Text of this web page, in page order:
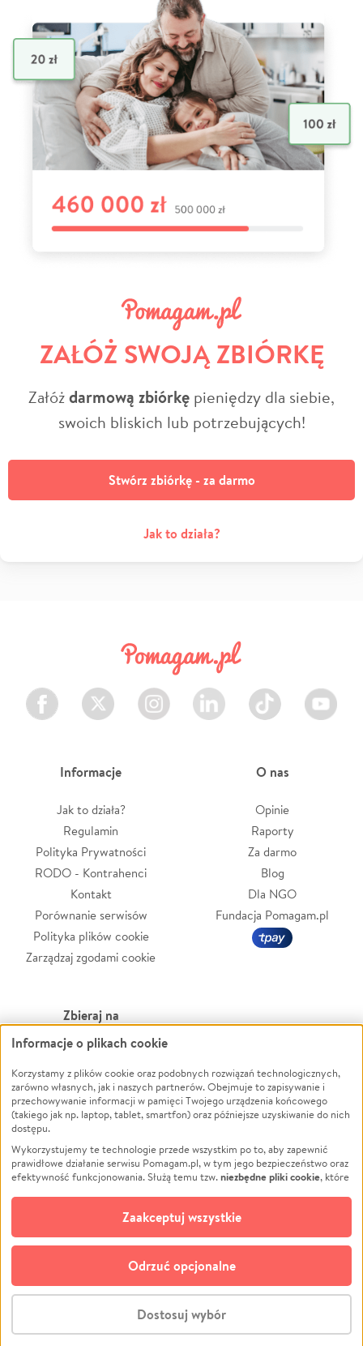
ZAŁÓŻ SWOJĄ ZBIÓRKĘ
Załóżdarmową zbiórkę pieniędzy dla siebie,
swoich bliskich lub potrzebujących!
Stwórz zbiórkę - za darmo
Jak to działa?
Stwórz zbiórkę - za darmo
Facebook Twitter Instagram LinkedIn TikTok Youtube
Informacje
Jak to działa?
Regulamin
Polityka Prywatności
RODO - Kontrahenci
Kontakt
Porównanie serwisów
Polityka plików cookie
Zarządzaj zgodami cookie
O nas
Opinie
Raporty
Za darmo
Blog
Dla NGO
Fundacja Pomagam.pl
Zbieraj na
Leczenie
Zwierzęta
Pożar
Ukraina
Pomoc Finansowa
Projekty
Pogrzeb
Społeczność lokalna
Kultura
Powódź
Wichura
NGO
Edukacja
Podróż
Impreza
Ochrona środowiska
Biznes
© CROWDING SP. Z O.O.
Informacje o plikach cookie
Korzystamy z plików cookie oraz podobnych rozwiązań technologicznych,
zarówno własnych, jak i naszych partnerów. Obejmuje to zapisywanie i
przechowywanie informacji w pamięci Twojego urządzenia końcowego
(takiego jak np. laptop, tablet, smartfon) oraz późniejsze uzyskiwanie do nich
dostępu.
Wykorzystujemy te technologie przede wszystkim po to, aby zapewnić
prawidłowe działanie serwisu Pomagam.pl, w tym jego bezpieczeństwo oraz
efektywność funkcjonowania. Służą temu tzw.niezbędne pliki cookie, które
opcjonalnych plików cookie
technologii do celów analitycznych i retargetingowych. Możesz wyrazić
zgodę na ich stosowanie lub jej odmówić. W dowolnym momencie masz
możliwość zmiany swoich preferencji na stronie „Zarządzaj zgodami cookie”,
do której link znajdziesz w stopce serwisu Pomagam.pl. Opcjonalne pliki
cookie wykorzystywane są w następujących celach:
działanie serwisu Pomagam.pl. Dzięki nim możemy zrozumieć, jak
użytkownicy korzystają z naszego serwisu – skąd trafiają do serwisu, jak
Dostosuj wybór
Odrzuć opcjonalne
Zaakceptuj wszystkie